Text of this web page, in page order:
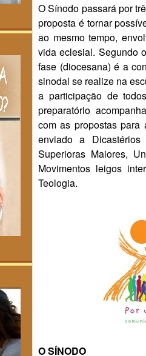
O Sínodo passará por
proposta é tornar
ao mesmo tempo,
vida eclesial. Segundo
fase (diocesana) é a
sinodal se realize na
a participação de
preparatório
com as propostas para
enviado a
Superioras Maiores,
Movimentos leigos
Teologia.
O SÍNODO